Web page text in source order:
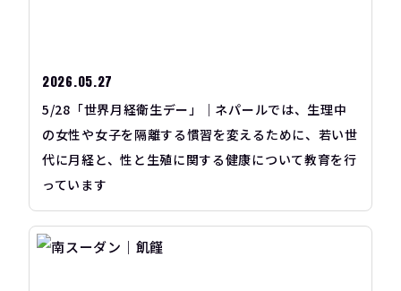
2026.05.27
5/28「世界月経衛生デー」｜ネパールでは、生理中
の女性や女子を隔離する慣習を変えるために、若い世
代に月経と、性と生殖に関する健康について教育を行
っています